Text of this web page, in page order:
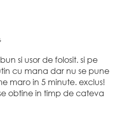
si usor de folosit. si pe
cu mana dar nu se pune
maro in 5 minute. exclus!
obtine in timp de cateva